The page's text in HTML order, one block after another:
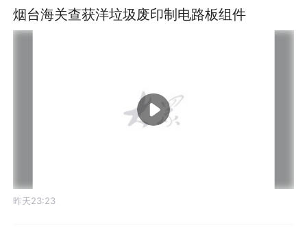
烟台海关查获洋垃圾废印制电路板组件
昨天23:23